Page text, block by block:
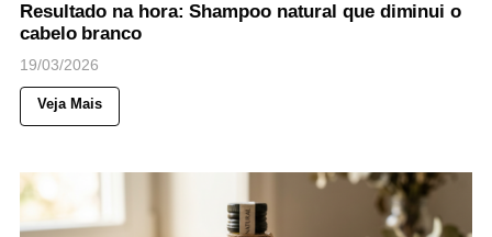
Resultado na hora: Shampoo natural que diminui o
cabelo branco
19/03/2026
Veja Mais